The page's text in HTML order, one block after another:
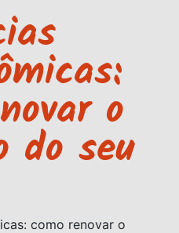
o
do seu
como renovar o